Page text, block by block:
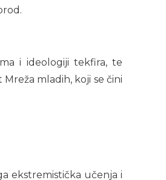
i ideologiji tekfira, te
mladih, koji se čini
ekstremistička učenja i